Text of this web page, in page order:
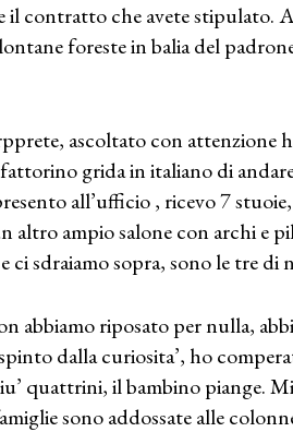
il contratto che avete stipulato.
foreste in balia del
ascoltato con attenzione
grida in italiano di
all’ufficio , ricevo 7
altro ampio salone con archi e
ci sdraiamo sopra, sono le tre di
abbiamo riposato per nulla,
dalla curiosita’, ho
quattrini, il bambino piange.
sono addossate alle